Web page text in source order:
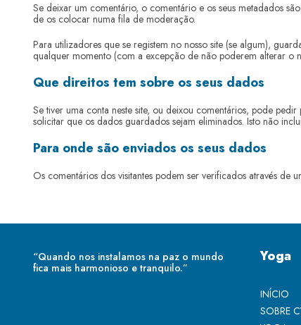
Se deixar um comentário, o comentário e os seus metadados
de os colocar numa fila de moderação.
Para utilizadores que se registem no nosso site (se algum),
qualquer momento (com a excepção de não poderem alterar o
Que direitos tem sobre os seus dados
Se tiver uma conta neste site, ou deixou comentários, pode
solicitar que os dados guardados sejam eliminados. Isto não
Para onde são enviados os seus dados
Os comentários dos visitantes podem ser verificados através de
“Quando nos instalamos na paz o mundo
fica mais harmonioso e tranquilo.”
Yoga
INÍCIO
SOBRE